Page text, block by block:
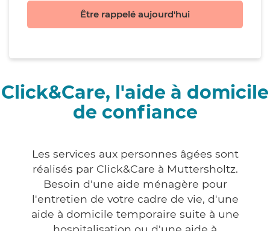
Être rappelé aujourd'hui
Click&Care, l'aide à domicile
de confiance
Les services aux personnes âgées sont
réalisés par Click&Care à Muttersholtz.
Besoin d'une aide ménagère pour
l'entretien de votre cadre de vie, d'une
aide à domicile temporaire suite à une